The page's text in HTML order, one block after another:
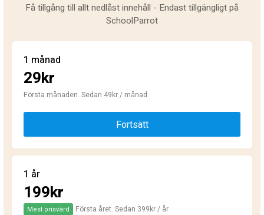
Få tillgång till allt nedlåst innehåll - Endast tillgängligt på
SchoolParrot
1 månad
29kr
Första månaden. Sedan 49kr / månad
Fortsätt
1 år
199kr
Mest prisvärd Första året. Sedan 399kr / år